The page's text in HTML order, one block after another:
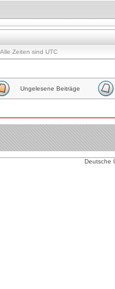
Zeiten sind UTC
Ungelesene Beiträge
Deutsche